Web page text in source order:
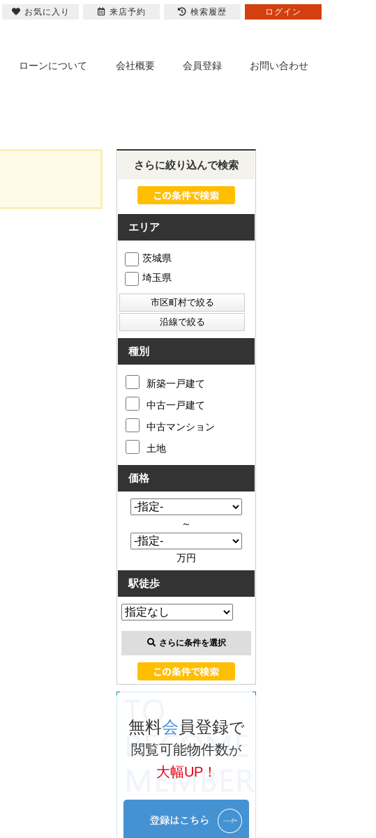
ローンについて 会社概要 会員登録 お問い合わせ
さらに絞り込んで検索
エリア
茨城県
埼玉県
種別
新築一戸建て
中古一戸建て
中古マンション
土地
価格
～
万円
駅徒歩
さらに条件を選択
無料会員登録で
閲覧可能物件数が
大幅UP！
お気に入り 来店予約 検索履歴 ログイン